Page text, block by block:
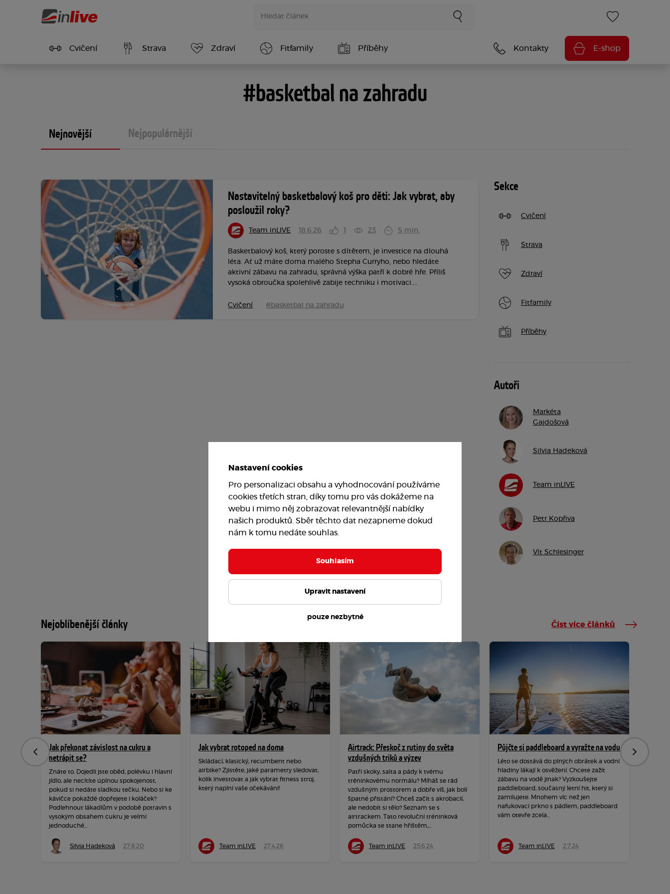
Cvičení Strava Zdraví Fitfamily Příběhy Kontakty E-shop
#basketbal na zahradu
Nejnovější Nejpopulárnější
Nastavitelný basketbalový koš pro děti: Jak vybrat, aby
posloužil roky?
Team inLIVE 18.6.26 23 5 min.
Basketbalový koš, který poroste s dítětem, je investice na dlouhá
léta. Ať už máte doma malého Stepha Curryho, nebo hledáte
aktivní zábavu na zahradu, správná výška patří k dobré hře. Příliš
vysoká obroučka spolehlivě zabije techniku i motivaci....
Cvičení #basketbal na zahradu
Sekce
Cvičení
Strava
Zdraví
Fitfamily
Příběhy
Autoři
Markéta
Gajdošová
Silvia Hadeková
Team inLIVE
Petr Kopřiva
Vít Schlesinger
Nejoblíbenější články Číst více článků
Jak překonat závislost na cukru a
netrápit se?
Znáte to. Dojedli jste oběd, polévku i hlavní
jídlo, ale necítíte úplnou spokojenost,
pokud si nedáte sladkou tečku. Nebo si ke
kávičce pokaždé dopřejete i koláček?
Podlehnout lákadlům v podobě potravin s
vysokým obsahem cukru je velmi
jednoduché...
Silvia Hadeková 27.8.20
Jak vybrat rotoped na doma
Skládací, klasický, recumbent nebo
airbike? Zjistěte, jaké parametry sledovat,
kolik investovat a jak vybrat fitness stroj,
který naplní vaše očekávání!
Team inLIVE 27.4.26
Airtrack: Přeskoč z rutiny do světa
vzdušných triků a výzev
Patří skoky, salta a pády k tvému
tréninkovému normálu? Míháš se rád
vzdušným prostorem a dobře víš, jak bolí
špatné přistání? Chceš začít s akrobacií,
ale nedobít si tělo? Seznam se s
airtrackem. Tato revoluční tréninková
pomůcka se stane hřištěm,...
Team inLIVE 25.6.24
Půjčte si paddleboard a vyražte na vodu
Léto se dostává do plných obrátek a vodní
hladiny lákají k osvěžení. Chcete zažít
zábavu na vodě jinak? Vyzkoušejte
paddleboard, současný letní hit, který si
zamilujete. Mnohem víc než jen
nafukovací prkno s pádlem, paddleboard
vám otevře zcela...
Team inLIVE 2.7.24
Předchozí
Nastavení cookies
Pro personalizaci obsahu a vyhodnocování používáme
cookies třetích stran, díky tomu pro vás dokážeme na
webu i mimo něj zobrazovat relevantnější nabídky
našich produktů. Sběr těchto dat nezapneme dokud
nám k tomu nedáte souhlas.
Souhlasím
Upravit nastavení
pouze nezbytné